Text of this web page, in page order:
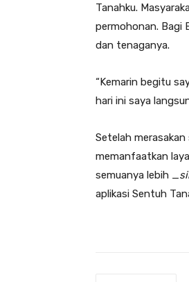
Tanahku.
permohonan. Bagi
dan tenaganya.
“Kemarin begitu
hari ini saya
Setelah
memanfaatkan
semuanya lebih _
aplikasi Sentuh